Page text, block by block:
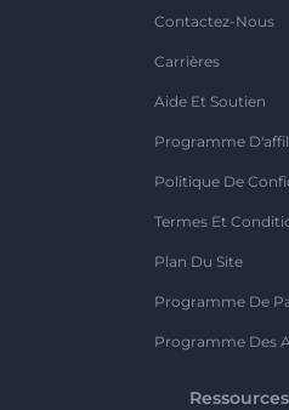
Contactez-Nous
Carrières
Aide Et Soutien
Programme
Politique De
Termes Et
Plan Du Site
Programme De
Programme Des
Ressources